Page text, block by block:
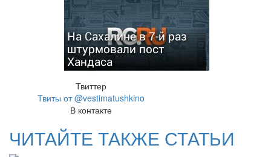
На Сахалине в 7-й раз
штурмовали пост
Хандаса
Твиттер
Твиты от @vestimatushkino
В контакте
ЧИТАЙТЕ ТАКЖЕ СТАТЬИ